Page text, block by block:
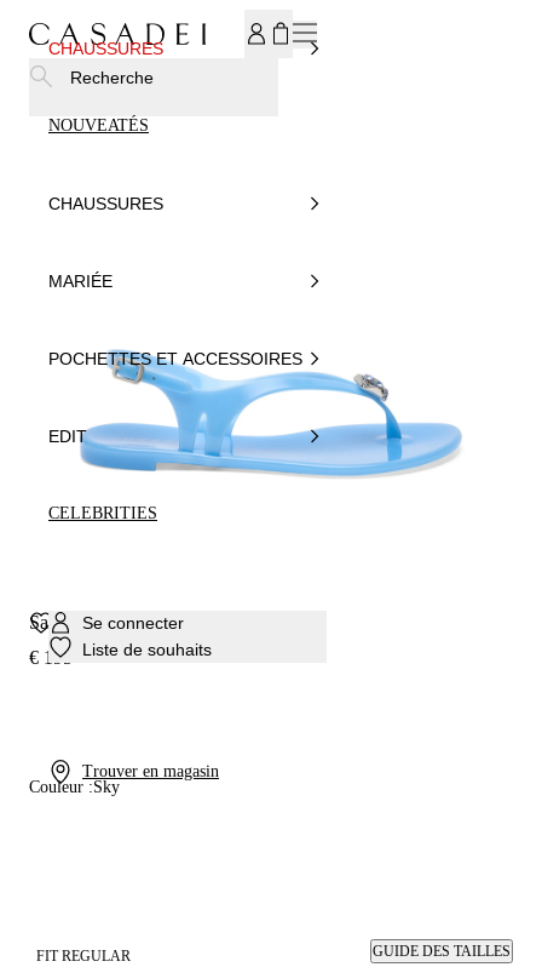
CHAUSSURES
NOUVEATÉS
CHAUSSURES
MARIÉE
POCHETTES ET ACCESSOIRES
EDIT
CELEBRITIES
Se connecter
Liste de souhaits
Trouver en magasin
Recherche
Sandale Jelly Thong
€ 195
Couleur :Sky
FIT REGULAR GUIDE DES TAILLES